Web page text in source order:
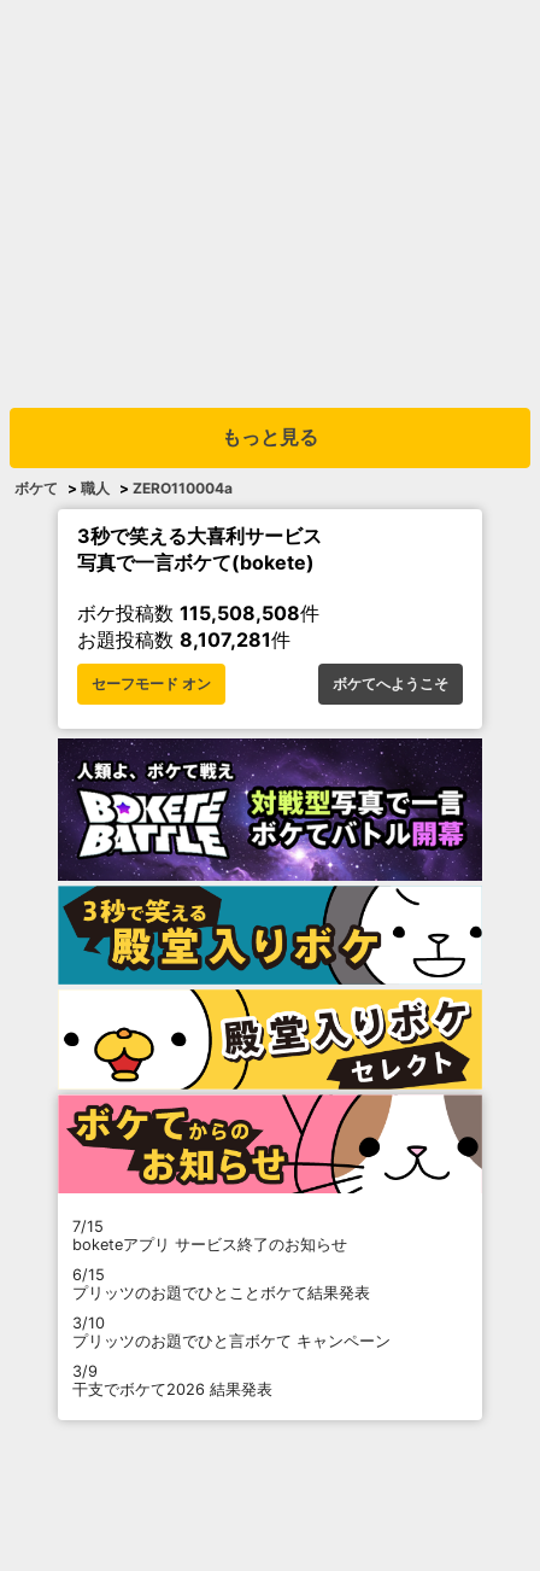
もっと見る
ボケて > 職人 > ZERO110004a
3秒で笑える大喜利サービス
写真で一言ボケて(bokete)
ボケ投稿数 115,508,508件
お題投稿数 8,107,281件
セーフモード オン ボケてへようこそ
7/15
boketeアプリ サービス終了のお知らせ
6/15
プリッツのお題でひとことボケて結果発表
3/10
プリッツのお題でひと言ボケて キャンペーン
3/9
干支でボケて2026 結果発表